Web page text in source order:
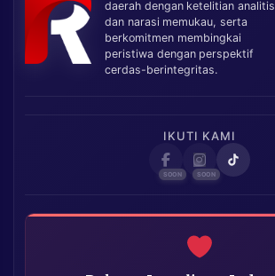
daerah dengan ketelitian analitis
dan narasi memukau, serta
berkomitmen membingkai
peristiwa dengan perspektif
cerdas-berintegritas.
IKUTI KAMI